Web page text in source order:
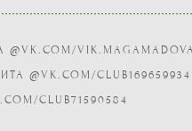
@VK.COM/CLUB169659934
CLUB71590584